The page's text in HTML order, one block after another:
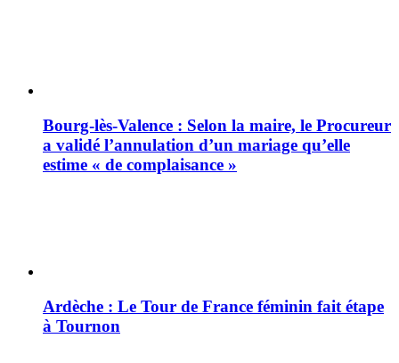
Bourg-lès-Valence : Selon la maire, le Procureur
a validé l’annulation d’un mariage qu’elle
estime « de complaisance »
Ardèche : Le Tour de France féminin fait étape
à Tournon